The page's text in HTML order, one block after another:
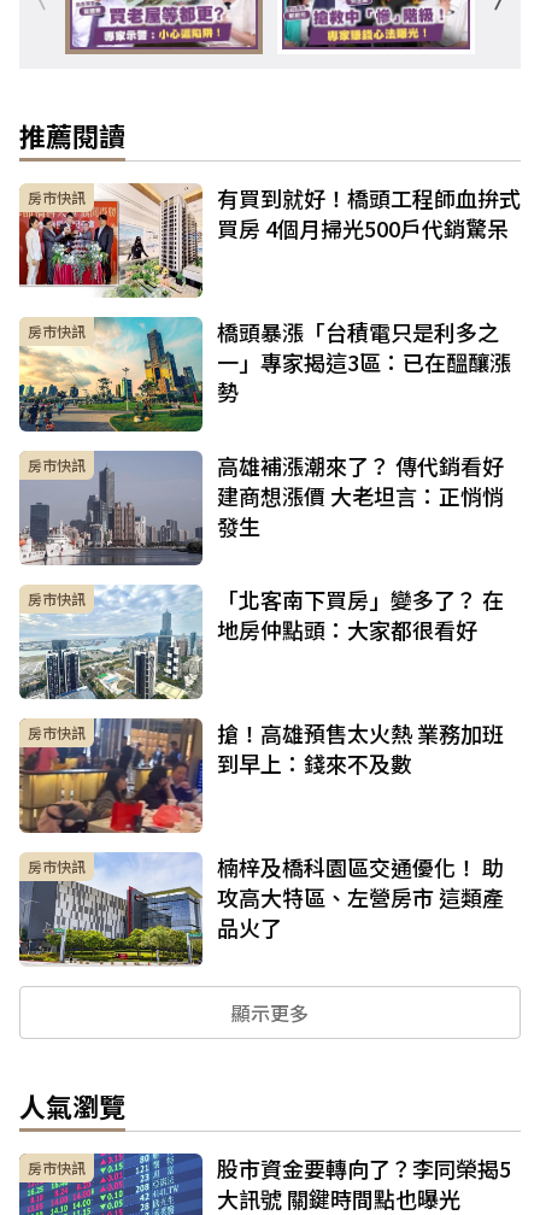
推薦閱讀
房市快訊
有買到就好！橋頭工程師血拚式
買房 4個月掃光500戶代銷驚呆
房市快訊
橋頭暴漲「台積電只是利多之
一」專家揭這3區：已在醞釀漲
勢
房市快訊
高雄補漲潮來了？ 傳代銷看好
建商想漲價 大老坦言：正悄悄
發生
房市快訊
「北客南下買房」變多了？ 在
地房仲點頭：大家都很看好
房市快訊
搶！高雄預售太火熱 業務加班
到早上：錢來不及數
房市快訊
楠梓及橋科園區交通優化！ 助
攻高大特區、左營房市 這類產
品火了
顯示更多
人氣瀏覽
房市快訊
股市資金要轉向了？李同榮揭5
大訊號 關鍵時間點也曝光